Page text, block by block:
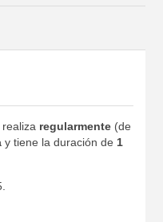
regularmente(de
y tiene la duración de 1